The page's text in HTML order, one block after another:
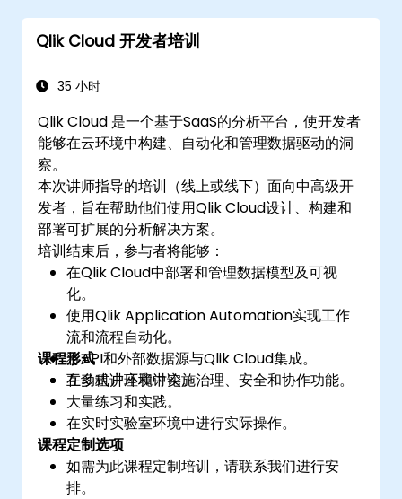
Qlik Cloud 开发者培训
35 小时
Qlik Cloud 是一个基于SaaS的分析平台，使开发者
能够在云环境中构建、自动化和管理数据驱动的洞
察。
本次讲师指导的培训（线上或线下）面向中高级开
发者，旨在帮助他们使用Qlik Cloud设计、构建和
部署可扩展的分析解决方案。
培训结束后，参与者将能够：
在Qlik Cloud中部署和管理数据模型及可视
化。
使用Qlik Application Automation实现工作
流和流程自动化。
将API和外部数据源与Qlik Cloud集成。
在多租户环境中实施治理、安全和协作功能。
课程形式
互动式讲座和讨论。
大量练习和实践。
在实时实验室环境中进行实际操作。
课程定制选项
如需为此课程定制培训，请联系我们进行安
排。